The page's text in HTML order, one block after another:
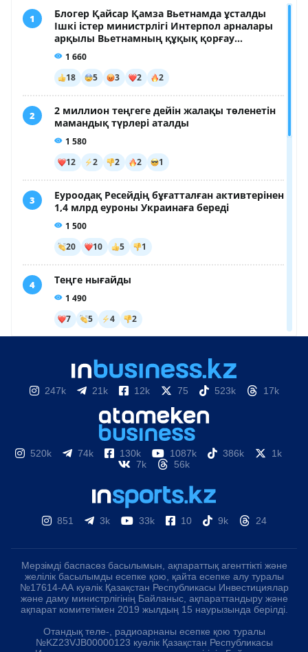
247k 21k 12k 75 523k 17k
520k 74k 130k 1087k 386k
1k
7k
56k
851 3k 33k 10 9k 24
Мерзімді баспасөз басылымын, ақпараттық агенттікті және
желілік басылымды есепке қою, қайта есепке алу туралы
№17614-АА куәлік Қазақстан Республикасы Инвестициялар
және даму министрлігінің Байланыс, ақпараттандыру және
ақпарат комитетімен 2019 жылдың 15 наурызында берілді.
Отандық теле-, радиоарнаны есепке қою туралы
№KZ23VJB00000123 куәлік Қазақстан Республикасы